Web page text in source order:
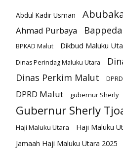
Abdul Kadir Usman
Ahmad Purbaya
BPKAD Malut Dikbud Maluku
Dinas Perindag Maluku Utara
Dinas Perkim Malut
DPRD Malut gubernur Sherly
Gubernur Sherly
Haji Maluku Utara Haji Maluku
Jamaah Haji Maluku Utara 2025